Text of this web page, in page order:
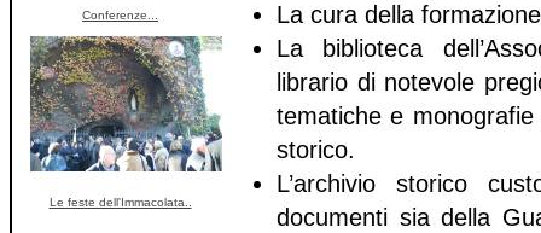
Conferenze...
Le feste dell'Immacolata..
La cura della
La biblioteca
librario di notevole
tematiche e
storico.
L’archivio storico
documenti sia della